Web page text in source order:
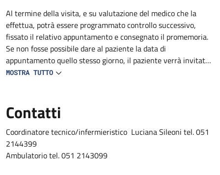
Al termine della visita, e su valutazione del medico che la
effettua, potrà essere programmato controllo successivo,
fissato il relativo appuntamento e consegnato il promemoria.
Se non fosse possibile dare al paziente la data di
appuntamento quello stesso giorno, il paziente verrà invitato
a contattare telefonicamente con la ricetta il seguente
MOSTRA TUTTO
Contatti
Coordinatore tecnico/infermieristico Luciana Sileoni tel. 051
2144399
Ambulatorio tel. 051 2143099